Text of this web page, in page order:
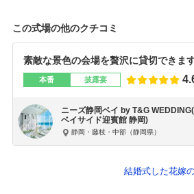
この式場の他のクチコミ
素敵な景色の会場を贅沢に貸切できま
本番 披露宴
ニーズ静岡ベイ by T&G
ベイサイド迎賓館 静岡)
静岡・藤枝・中部（静岡県）
結婚式した花嫁